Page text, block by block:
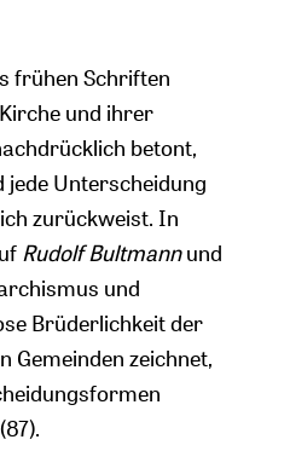
frühen Schriften
und ihrer
betont,
jede Unterscheidung
zurückweist. In
Rudolf Bultmannund
und
Brüderlichkeit der
Gemeinden zeichnet,